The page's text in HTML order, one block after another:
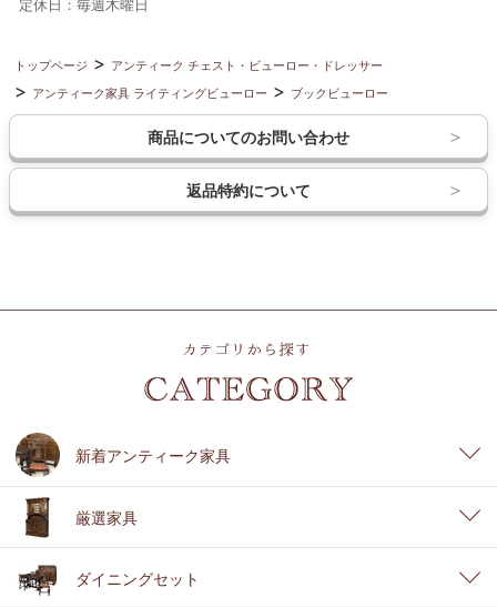
定休日：毎週木曜日
トップページ
アンティーク チェスト・ビューロー・ドレッサー
アンティーク家具 ライティングビューロー
ブックビューロー
商品についてのお問い合わせ
返品特約について
新着アンティーク家具
厳選家具
ダイニングセット